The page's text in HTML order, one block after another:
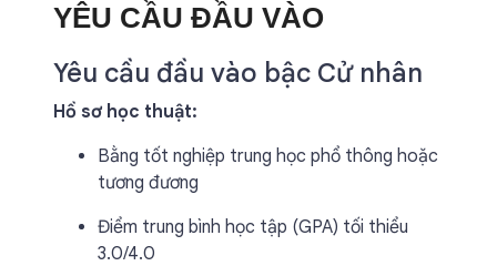
YÊU CẦU ĐẦU VÀO
Yêu cầu đầu vào bậc Cử nhân
Hồ sơ học thuật:
Bằng tốt nghiệp trung học phổ thông hoặc
tương đương
Điểm trung bình học tập (GPA) tối thiểu
3.0/4.0